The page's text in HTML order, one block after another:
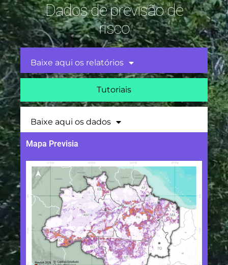
Dados de previsão de
risco
Baixe aqui os relatórios
Tutoriais
Baixe aqui os dados
Mapa Previsia